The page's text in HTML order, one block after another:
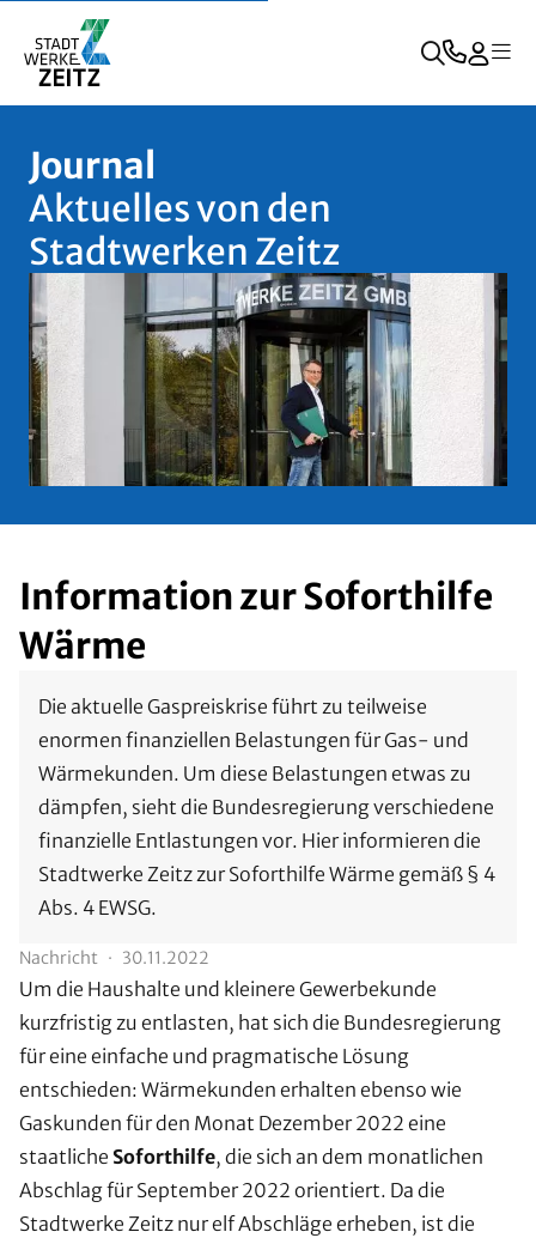
Journal
Aktuelles von den
Stadtwerken Zeitz
Information zur Soforthilfe
Wärme
Die aktuelle Gaspreiskrise führt zu teilweise
enormen finanziellen Belastungen für Gas- und
Wärmekunden. Um diese Belastungen etwas zu
dämpfen, sieht die Bundesregierung verschiedene
finanzielle Entlastungen vor. Hier informieren die
Stadtwerke Zeitz zur Soforthilfe Wärme gemäß § 4
Abs. 4 EWSG.
Nachricht 30.11.2022
Um die Haushalte und kleinere Gewerbekunde
kurzfristig zu entlasten, hat sich die Bundesregierung
für eine einfache und pragmatische Lösung
entschieden: Wärmekunden erhalten ebenso wie
Gaskunden für den Monat Dezember 2022 eine
staatliche Soforthilfe, die sich an dem monatlichen
Abschlag für September 2022 orientiert. Da die
Stadtwerke Zeitz nur elf Abschläge erheben, ist die